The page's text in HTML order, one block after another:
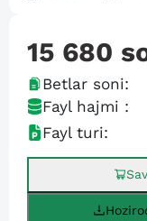
15 680
Betlar soni:
Fayl hajmi :
Fayl turi: